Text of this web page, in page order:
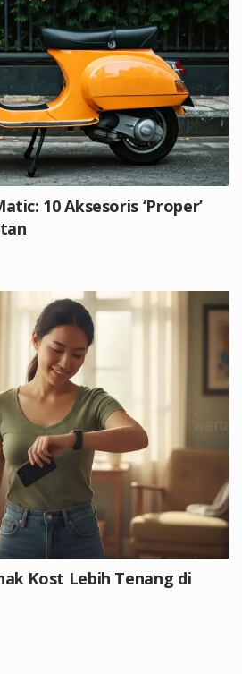
10 Aksesoris ‘Proper’
Kost Lebih Tenang di